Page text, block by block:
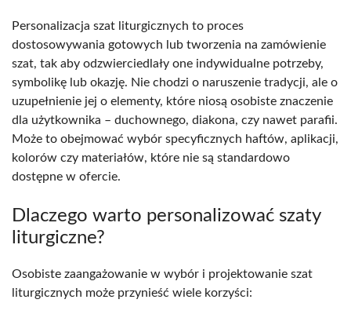
Personalizacja szat liturgicznych to proces
dostosowywania gotowych lub tworzenia na zamówienie
szat, tak aby odzwierciedlały one indywidualne potrzeby,
symbolikę lub okazję. Nie chodzi o naruszenie tradycji, ale o
uzupełnienie jej o elementy, które niosą osobiste znaczenie
dla użytkownika – duchownego, diakona, czy nawet parafii.
Może to obejmować wybór specyficznych haftów, aplikacji,
kolorów czy materiałów, które nie są standardowo
dostępne w ofercie.
Dlaczego warto personalizować szaty
liturgiczne?
Osobiste zaangażowanie w wybór i projektowanie szat
liturgicznych może przynieść wiele korzyści: